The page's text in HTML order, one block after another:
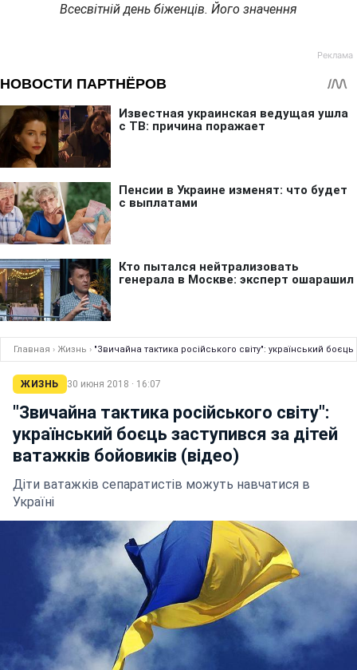
Всесвітній день біженців. Його значення
Главная › Жизнь › "Звичайна тактика російського світу": український
ЖИЗНЬ 30 июня 2018 · 16:07
"Звичайна тактика російського світу":
український боєць заступився за дітей
ватажків бойовиків (відео)
Діти ватажків сепаратистів можуть навчатися в
Україні